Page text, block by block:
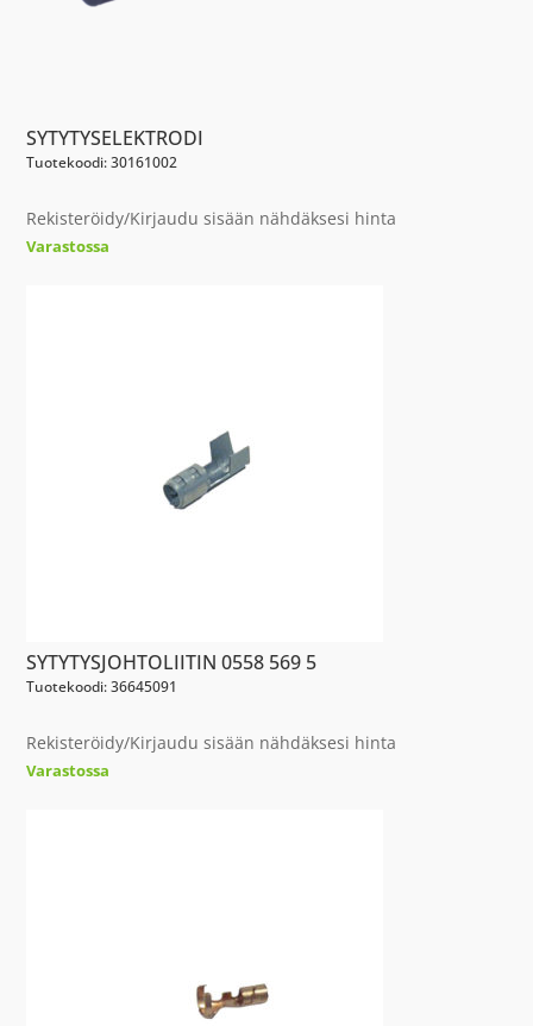
SYTYTYSELEKTRODI
Tuotekoodi: 30161002
Rekisteröidy/Kirjaudu sisään nähdäksesi hinta
Varastossa
SYTYTYSJOHTOLIITIN 0558 569 5
Tuotekoodi: 36645091
Rekisteröidy/Kirjaudu sisään nähdäksesi hinta
Varastossa